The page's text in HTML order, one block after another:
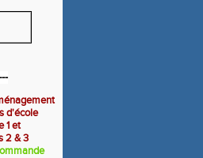
d'école
1 et
2 & 3